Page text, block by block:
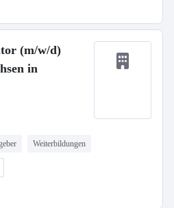
(m/w/d)
in
Weiterbildungen